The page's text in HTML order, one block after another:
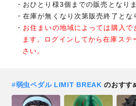
おひとり様3個までの販売となりま
在庫が無くなり次第販売終了とな
お住まいの地域によっては購入で
ます。ログインしてから在庫ステ
さい。
#弱虫ペダル LIMIT BREAK のおすす